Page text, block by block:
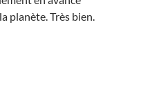
planète. Très bien.